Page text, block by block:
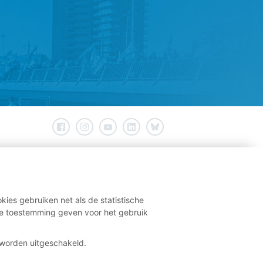
gebruiken net als de statistische
toestemming geven voor het gebruik
uitgeschakeld.